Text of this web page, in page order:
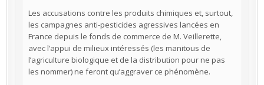
Les accusations contre les produits chimiques et, surtout,
les campagnes anti-pesticides agressives lancées en
France depuis le fonds de commerce de M. Veillerette,
avec l’appui de milieux intéressés (les manitous de
l’agriculture biologique et de la distribution pour ne pas
les nommer) ne feront qu’aggraver ce phénomène.